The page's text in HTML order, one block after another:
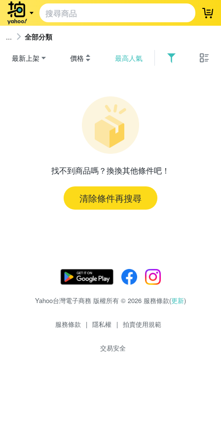
登
全部分類
最新上架 價格 最高人氣
找不到商品嗎？換換其他條件吧！
清除條件再搜尋
Yahoo台灣電子商務 版權所有 © 2026 服務條款(更新)
服務條款 | 隱私權 | 拍賣使用規範
交易安全